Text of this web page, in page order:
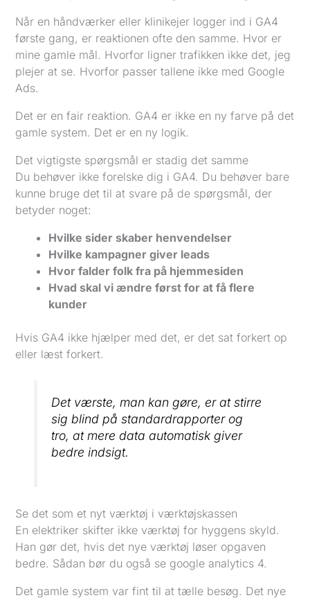
Når en håndværker eller klinikejer logger ind i GA4
første gang, er reaktionen ofte den samme. Hvor er
mine gamle mål. Hvorfor ligner trafikken ikke det, jeg
plejer at se. Hvorfor passer tallene ikke med Google
Ads.
Det er en fair reaktion. GA4 er ikke en ny farve på det
gamle system. Det er en ny logik.
Det vigtigste spørgsmål er stadig det samme
Du behøver ikke forelske dig i GA4. Du behøver bare
kunne bruge det til at svare på de spørgsmål, der
betyder noget:
Hvilke sider skaber henvendelser
Hvilke kampagner giver leads
Hvor falder folk fra på hjemmesiden
Hvad skal vi ændre først for at få flere
kunder
Hvis GA4 ikke hjælper med det, er det sat forkert op
eller læst forkert.
Det værste, man kan gøre, er at stirre
sig blind på standardrapporter og
tro, at mere data automatisk giver
bedre indsigt.
Se det som et nyt værktøj i værktøjskassen
En elektriker skifter ikke værktøj for hyggens skyld.
Han gør det, hvis det nye værktøj løser opgaven
bedre. Sådan bør du også se google analytics 4.
Det gamle system var fint til at tælle besøg. Det nye